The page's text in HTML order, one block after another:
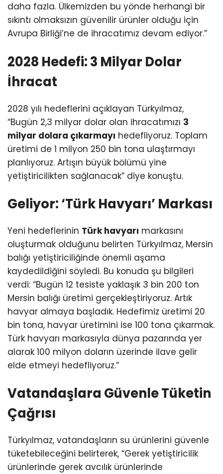
daha fazla. Ülkemizden bu yönde herhangi bir
sıkıntı olmaksızın güvenilir ürünler olduğu için
Avrupa Birliği’ne de ihracatımız devam ediyor.”
2028 Hedefi: 3 Milyar Dolar
İhracat
2028 yılı hedeflerini açıklayan Türkyılmaz,
“Bugün 2,3 milyar dolar olan ihracatımızı 3
milyar dolara çıkarmayı hedefliyoruz. Toplam
üretimi de 1 milyon 250 bin tona ulaştırmayı
planlıyoruz. Artışın büyük bölümü yine
yetiştiricilikten sağlanacak” diye konuştu.
Geliyor: ‘Türk Havyarı’ Markası
Yeni hedeflerinin Türk havyarı markasını
oluşturmak olduğunu belirten Türkyılmaz, Mersin
balığı yetiştiriciliğinde önemli aşama
kaydedildiğini söyledi. Bu konuda şu bilgileri
verdi: “Bugün 12 tesiste yaklaşık 3 bin 200 ton
Mersin balığı üretimi gerçekleştiriyoruz. Artık
havyar almaya başladık. Hedefimiz üretimi 20
bin tona, havyar üretimini ise 100 tona çıkarmak.
Türk havyarı markasıyla dünya pazarında yer
alarak 100 milyon doların üzerinde ilave gelir
elde etmeyi hedefliyoruz.”
Vatandaşlara Güvenle Tüketin
Çağrısı
Türkyılmaz, vatandaşların su ürünlerini güvenle
tüketebileceğini belirterek, “Gerek yetiştiricilik
ürünlerinde gerek avcılık ürünlerinde